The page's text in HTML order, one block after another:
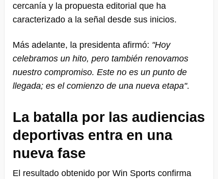
cercanía y la propuesta editorial que ha
caracterizado a la señal desde sus inicios.
Más adelante, la presidenta afirmó: "Hoy
celebramos un hito, pero también renovamos
nuestro compromiso. Este no es un punto de
llegada; es el comienzo de una nueva etapa".
La batalla por las audiencias
deportivas entra en una
nueva fase
El resultado obtenido por Win Sports confirma